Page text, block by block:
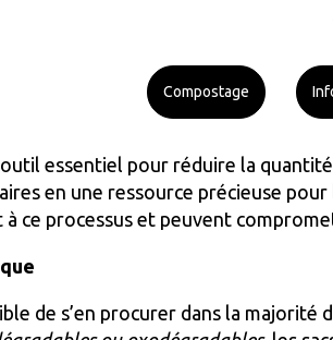
Compostage
outil essentiel pour réduire la
en une ressource précieuse
ce processus et peuvent
de s’en procurer dans la